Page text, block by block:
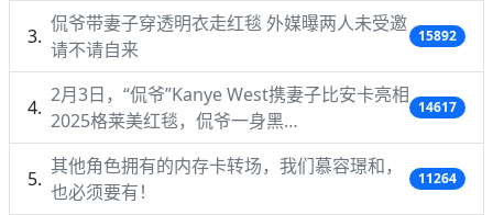
侃爷带妻子穿透明衣走红毯 外媒曝两人未受邀
请不请自来
15892
2月3日，“侃爷”Kanye West携妻子比安卡亮相
2025格莱美红毯，侃爷一身黑…
14617
其他角色拥有的内存卡转场，我们慕容璟和，
也必须要有！
11264